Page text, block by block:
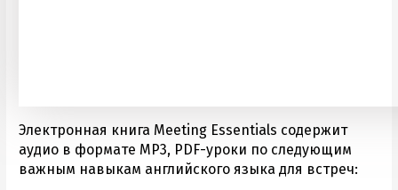
Электронная книга Meeting Essentials содержит
аудио в формате MP3, PDF-уроки по следующим
важным навыкам английского языка для встреч: